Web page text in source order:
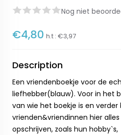
Nog niet
€4,80 h.t : €3,97
Description
Een vriendenboekje voor de
liefhebber(blauw). Voor in het
van wie het boekje is en verder
vrienden&vriendinnen hier
opschrijven, zoals hun hobby`s,